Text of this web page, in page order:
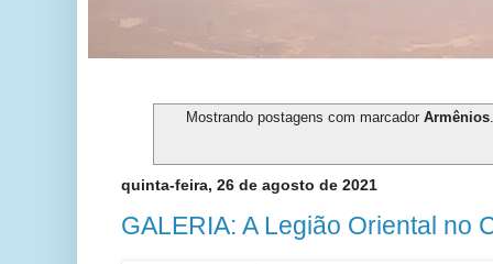
Mostrando postagens com marcadorArmênios
quinta-feira, 26 de agosto de 2021
GALERIA: A Legião Oriental no